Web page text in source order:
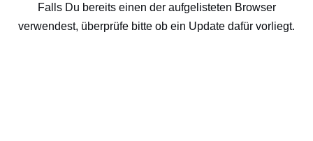
Falls Du bereits einen der aufgelisteten Browser
verwendest, überprüfe bitte ob ein Update dafür vorliegt.